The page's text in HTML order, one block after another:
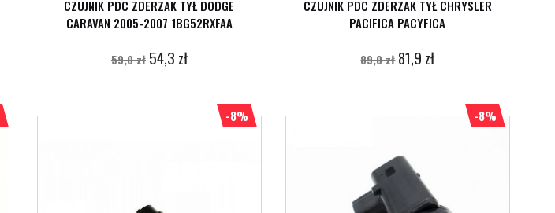
CZUJNIK PDC ZDERZAK TYŁ DODGE
CARAVAN 2005-2007 1BG52RXFAA
59,0 zł 54,3 zł
CZUJNIK PDC ZDERZAK TYŁ CHRYSLER
PACIFICA PACYFICA
89,0 zł 81,9 zł
-8% -8%